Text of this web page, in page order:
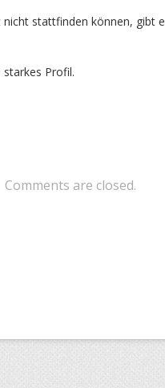
stattfinden können, gibt
Profil.
Comments are closed.